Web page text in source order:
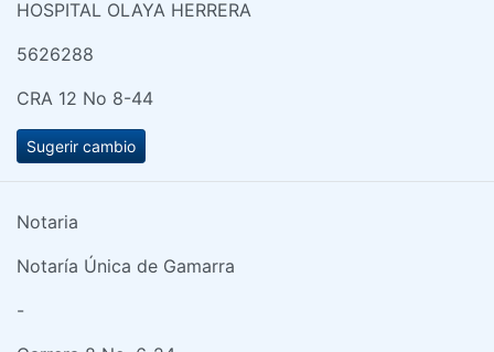
HOSPITAL OLAYA HERRERA
5626288
CRA 12 No 8-44
Sugerir cambio
Notaria
Notaría Única de Gamarra
-